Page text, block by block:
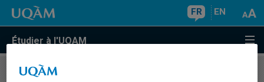
FR EN
Étudier à l'UQAM
COURS//